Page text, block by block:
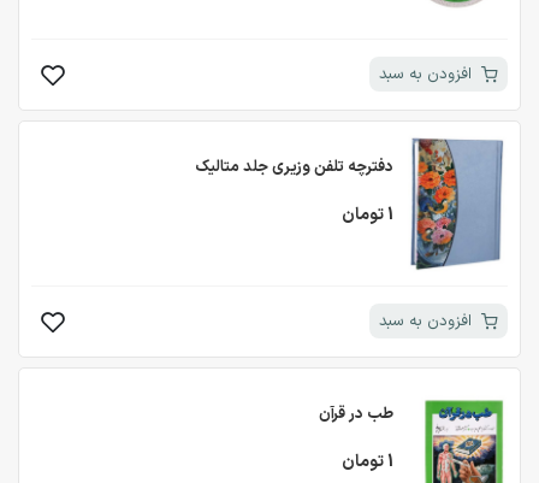
افزودن به سبد
دفترچه تلفن وزیری جلد متالیک
1 تومان
افزودن به سبد
طب در قرآن
1 تومان